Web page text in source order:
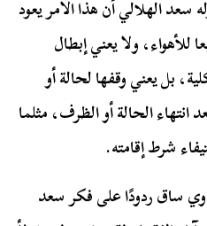
سعد الهلالي أن هذا الأمر يعود
للأهواء، ولا يعني إبطال
بل يعني وقفها لحالة أو
الحالة أو الظرف، مثلما
شرط إقامته.
ساق ردودًا على فكر سعد